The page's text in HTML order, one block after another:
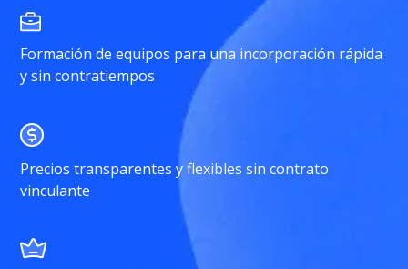
Formación de equipos para una incorporación rápida
y sin contratiempos
Precios transparentes y flexibles sin contrato
vinculante